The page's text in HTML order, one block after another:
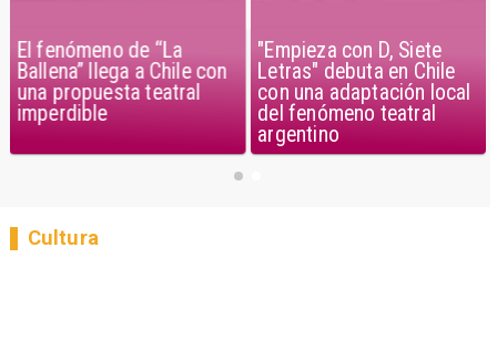
El fenómeno de “La
Ballena” llega a Chile con
una propuesta teatral
imperdible
"Empieza con D, Siete
Letras" debuta en Chile
con una adaptación local
del fenómeno teatral
argentino
Cultura